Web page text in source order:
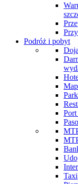
Podróż i pobyt
Port
Taxi